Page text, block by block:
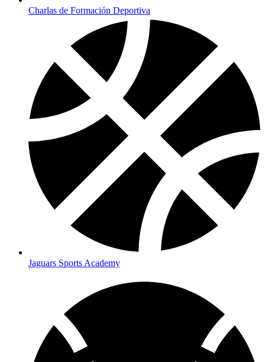
Charlas de Formación Deportiva
Jaguars Sports Academy